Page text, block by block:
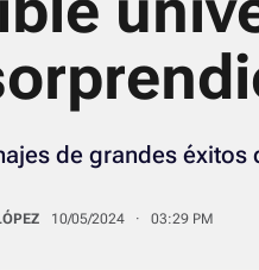
de grandes éxitos
10/05/2024 · 03:29 PM